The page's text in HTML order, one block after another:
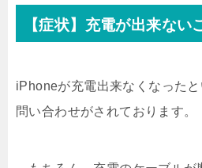
【症状】充電が出来ない
iPhoneが充電出来なくなった
問い合わせがされております。